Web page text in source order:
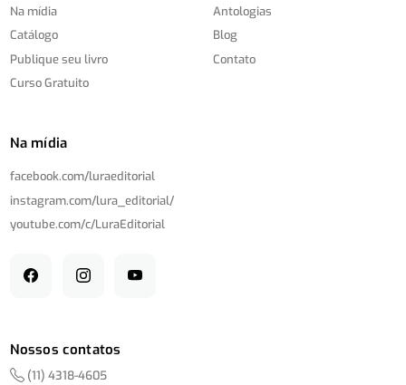
Na mídia
Catálogo
Publique seu livro
Curso Gratuito
Antologias
Blog
Contato
Na mídia
facebook.com/luraeditorial
instagram.com/lura_editorial/
youtube.com/c/LuraEditorial
Nossos contatos
(11) 4318-4605